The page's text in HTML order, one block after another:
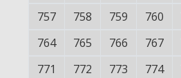
757
758 759 760
764
765 766 767
771
772 773 774